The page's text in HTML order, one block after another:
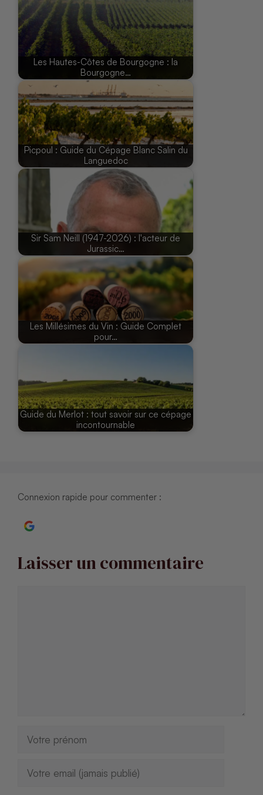
Les Hautes-Côtes de Bourgogne : la
Bourgogne…
Picpoul : Guide du Cépage Blanc Salin du
Languedoc
Sir Sam Neill (1947-2026) : l'acteur de
Jurassic…
Les Millésimes du Vin : Guide Complet
pour…
Guide du Merlot : tout savoir sur ce cépage
incontournable
Connexion rapide pour commenter :
Laisser un commentaire
mail